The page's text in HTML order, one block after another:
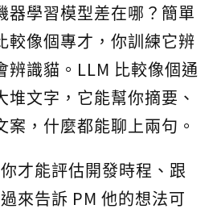
器學習模型差在哪？簡單
較像個專才，你訓練它辨
辨識貓。LLM 比較像個通
堆文字，它能幫你摘要、
案，什麼都能聊上兩句。
才能評估開發時程、跟
來告訴 PM 他的想法可